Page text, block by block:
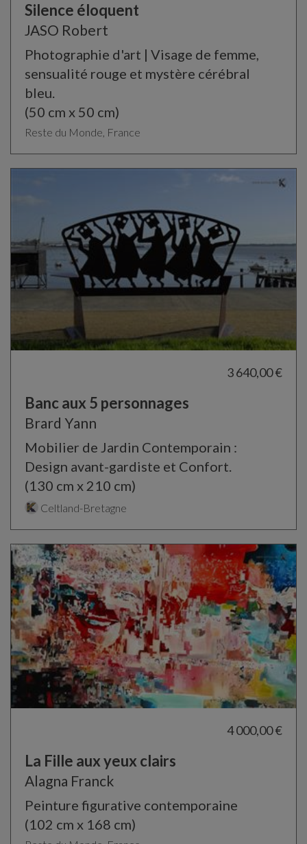
Silence éloquent
JASO Robert
Photographie d'art | Visage de femme,
sensualité rouge et mystère cérébral
bleu.
(50 cm x 50 cm)
Reste du Monde, France
3 640,00 €
Banc aux 5 personnages
Brard Yann
Mobilier de Jardin Contemporain :
Design avant-gardiste et Confort.
(130 cm x 210 cm)
Celtland-Bretagne
4 000,00 €
La Fille aux yeux clairs
Alagna Franck
Peinture figurative contemporaine
(102 cm x 168 cm)